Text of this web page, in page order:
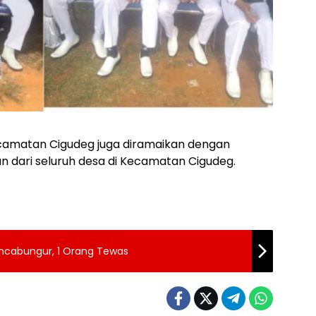
Cigudeg juga diramaikan dengan
seluruh desa di Kecamatan Cigudeg.
1 Orang Tewas